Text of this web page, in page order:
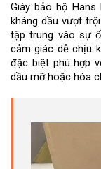
Giày bảo hộ
kháng dầu vượt
tập trung vào sự
cảm giác dễ chịu
đặc biệt phù hợp
dầu mỡ hoặc hóa